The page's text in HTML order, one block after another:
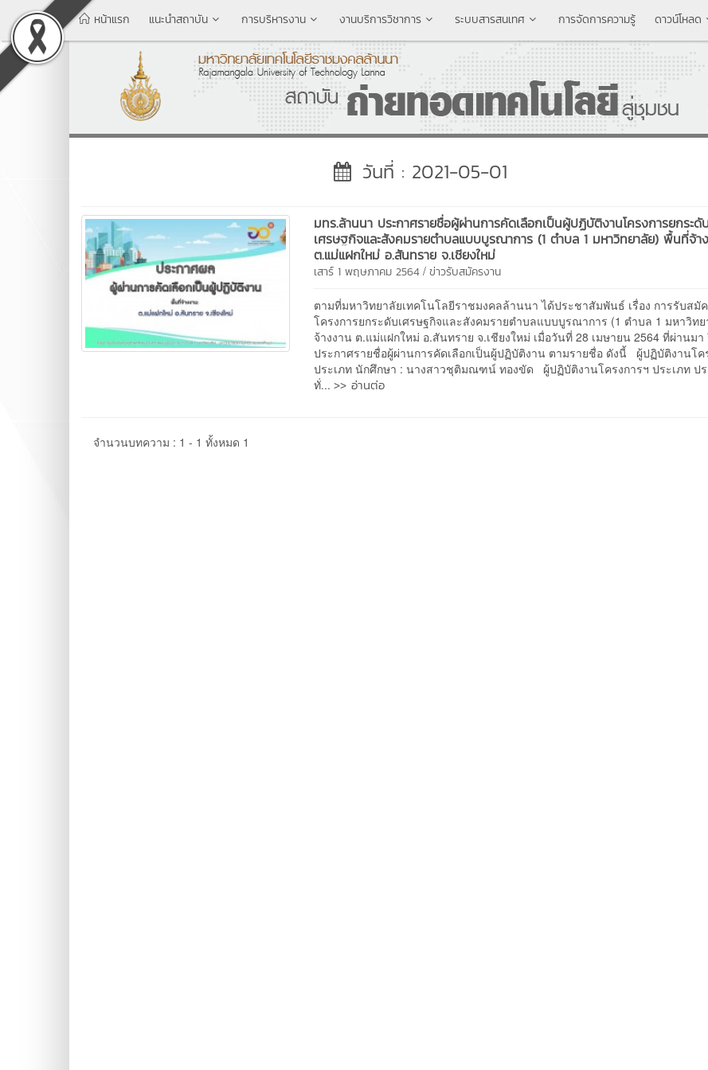
หน้าแรก แนะนำสถาบัน การบริหารงาน งานบริการวิชาการ ระบบสารสนเทศ การจัดการความรู้ ดาวน์โหลด
วันที่ : 2021-05-01
มทร.ล้านนา ประกาศรายชื่อผู้ผ่านการคัดเลือกเป็นผู้ปฏิบัติงานโครงการยกระดั
เศรษฐกิจและสังคมรายตำบลแบบบูรณาการ (1 ตำบล 1 มหาวิทยาลัย) พื้นที่จ้า
ต.แม่แฝกใหม่ อ.สันทราย จ.เชียงใหม่
เสาร์ 1 พฤษภาคม 2564 /ข่าวรับสมัครงาน
ตามที่มหาวิทยาลัยเทคโนโลยีราชมงคลล้านนา ได้ประชาสัมพันธ์ เรื่อง การรับสมั
โครงการยกระดับเศรษฐกิจและสังคมรายตำบลแบบบูรณาการ (1 ตำบล 1 มหาวิท
จ้างงาน ต.แม่แฝกใหม่ อ.สันทราย จ.เชียงใหม่ เมื่อวันที่ 28 เมษายน 2564 ที่ผ่านมา
ประกาศรายชื่อผู้ผ่านการคัดเลือกเป็นผู้ปฏิบัติงาน ตามรายชื่อ ดังนี้ ผู้ปฏิบัติงานโค
ประเภท นักศึกษา : นางสาวชุติมณฑน์ ทองขัด ผู้ปฏิบัติงานโครงการฯ ประเภท ป
ทั่...>> อ่านต่อ
จำนวนบทความ : 1 - 1 ทั้งหมด 1